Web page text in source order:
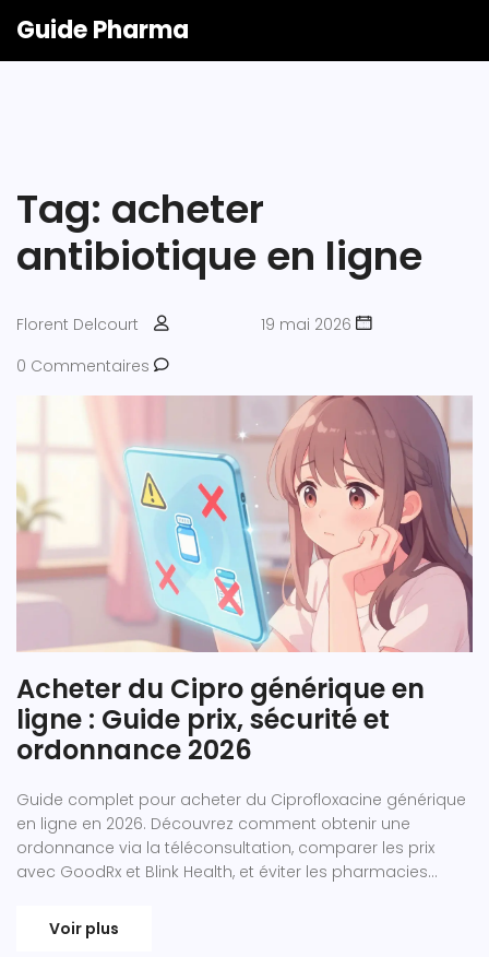
Guide Pharma
Tag: acheter
antibiotique en ligne
Florent Delcourt
19 mai 2026
0 Commentaires
Acheter du Cipro générique en
ligne : Guide prix, sécurité et
ordonnance 2026
Guide complet pour acheter du Ciprofloxacine générique
en ligne en 2026. Découvrez comment obtenir une
ordonnance via la téléconsultation, comparer les prix
avec GoodRx et Blink Health, et éviter les pharmacies
Voir plus